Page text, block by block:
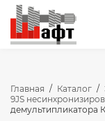
Главная / Каталог /
9JS
демультипликатора